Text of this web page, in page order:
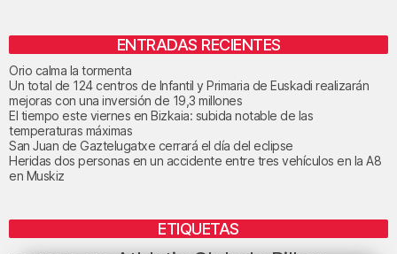
ENTRADAS RECIENTES
Orio calma la tormenta
Un total de 124 centros de Infantil y Primaria de Euskadi realizarán
mejoras con una inversión de 19,3 millones
El tiempo este viernes en Bizkaia: subida notable de las
temperaturas máximas
San Juan de Gaztelugatxe cerrará el día del eclipse
Heridas dos personas en un accidente entre tres vehículos en la A8
en Muskiz
ETIQUETAS